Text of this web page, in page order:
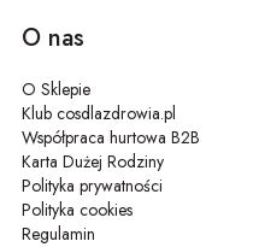
O nas
O Sklepie
Klub cosdlazdrowia.pl
Współpraca hurtowa B2B
Karta Dużej Rodziny
Polityka prywatności
Polityka cookies
Regulamin